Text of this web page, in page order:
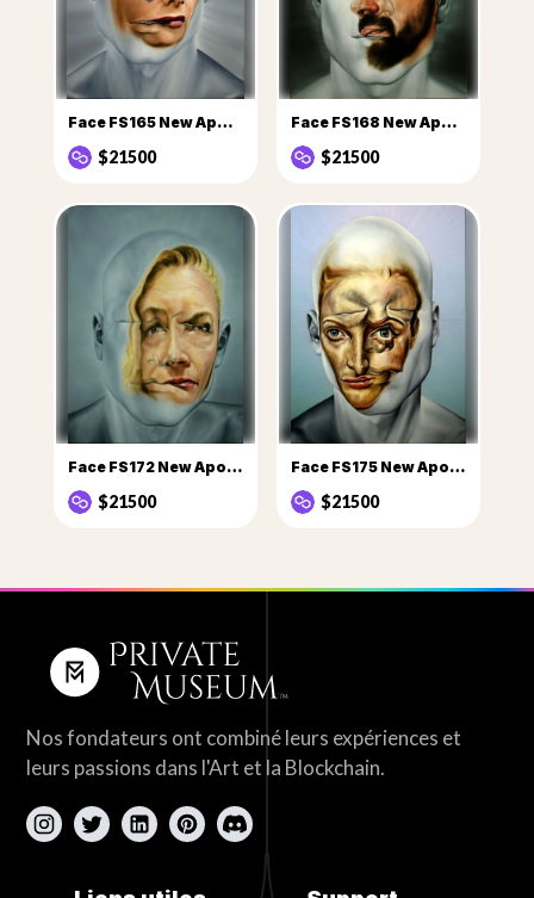
Face FS165 New Apostles series Judith
$21500
Face FS168 New Apostle Jose AG
$21500
Face FS172 New Apostles series Sophia
$21500
Face FS175 New Apostles series Amy
$21500
Nos fondateurs ont combiné leurs expériences et
leurs passions dans l'Art et la Blockchain.